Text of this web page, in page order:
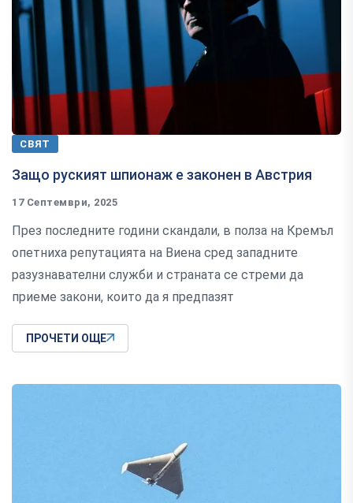
СВЯТ
Защо руският шпионаж е законен в Австрия
17 Септември, 2025
През последните години скандали, в полза на Кремъл
опетниха репутацията на Виена сред западните
разузнавателни служби и страната се стреми да
приеме закони, които да я предпазят
ПРОЧЕТИ ОЩЕ